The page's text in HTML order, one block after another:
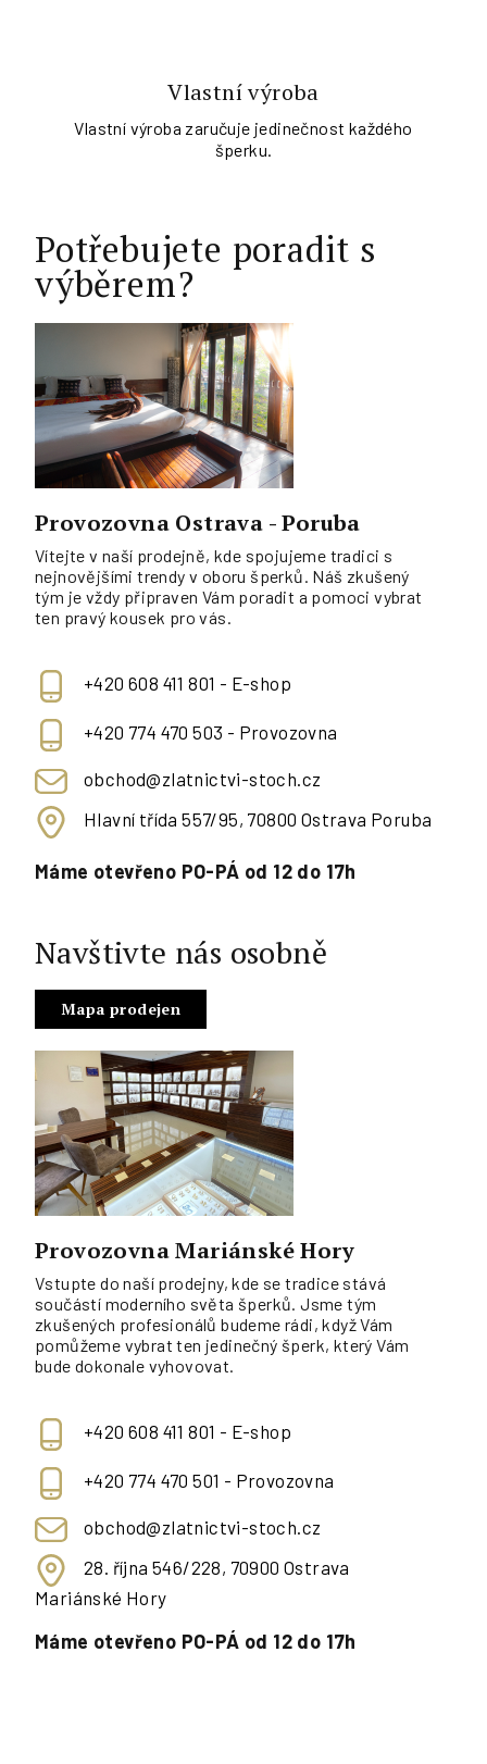
Vlastní výroba
Vlastní výroba zaručuje jedinečnost každého
šperku.
Potřebujete poradit s
výběrem?
Provozovna Ostrava - Poruba
Vítejte v naší prodejně, kde spojujeme tradici s
nejnovějšími trendy v oboru šperků. Náš zkušený
tým je vždy připraven Vám poradit a pomoci vybrat
ten pravý kousek pro vás.
+420 608 411 801 - E-shop
+420 774 470 503 - Provozovna
obchod@zlatnictvi-stoch.cz
Hlavní třída 557/95, 70800 Ostrava Poruba
Máme otevřeno PO-PÁ od 12 do 17h
Navštivte nás osobně
Mapa prodejen
Provozovna Mariánské Hory
Vstupte do naší prodejny, kde se tradice stává
součástí moderního světa šperků. Jsme tým
zkušených profesionálů budeme rádi, když Vám
pomůžeme vybrat ten jedinečný šperk, který Vám
bude dokonale vyhovovat.
+420 608 411 801 - E-shop
+420 774 470 501 - Provozovna
obchod@zlatnictvi-stoch.cz
28. října 546/228, 70900 Ostrava
Mariánské Hory
Máme otevřeno PO-PÁ od 12 do 17h